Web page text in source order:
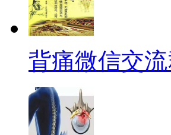
背痛微信交